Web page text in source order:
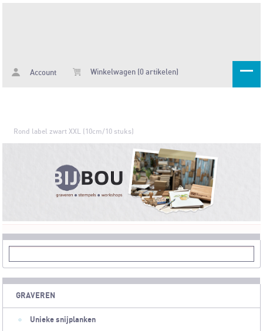
Account Winkelwagen (0 artikelen)
Rond label zwart XXL (10cm/10 stuks)
GRAVEREN
Unieke snijplanken